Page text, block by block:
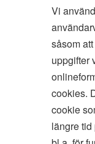
Vi
såsom
uppgifter
cookies.
cookie
längre